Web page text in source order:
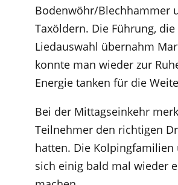
Bodenwöhr/Blechhammer
Taxöldern. Die Führung,
Liedauswahl übernahm
konnte man wieder zur
Energie tanken für die
Bei der Mittagseinkehr
Teilnehmer den richtigen
hatten. Die
sich einig bald mal wieder